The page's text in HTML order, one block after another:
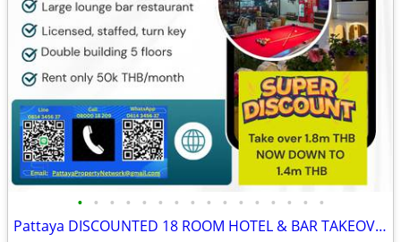
• • • • • • • • • • • • • • • •
Pattaya DISCOUNTED 18 ROOM HOTEL & BAR TAKEOVER